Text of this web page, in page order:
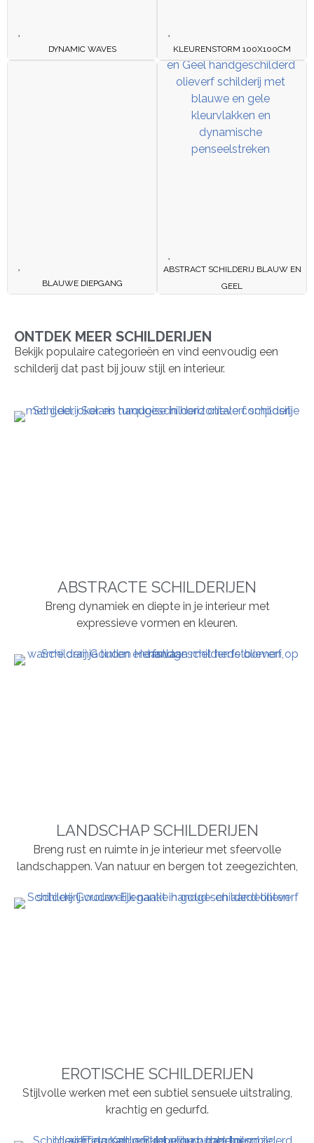
DYNAMIC WAVES KLEURENSTORM 100X100CM
BLAUWE DIEPGANG
ABSTRACT SCHILDERIJ BLAUW EN
GEEL
ONTDEK MEER SCHILDERIJEN
Bekijk populaire categorieën en vind eenvoudig een
schilderij dat past bij jouw stijl en interieur.
ABSTRACTE SCHILDERIJEN
Breng dynamiek en diepte in je interieur met
expressieve vormen en kleuren.
LANDSCHAP SCHILDERIJEN
Breng rust en ruimte in je interieur met sfeervolle
landschappen. Van natuur en bergen tot zeegezichten,
EROTISCHE SCHILDERIJEN
Stijlvolle werken met een subtiel sensuele uitstraling,
krachtig en gedurfd.